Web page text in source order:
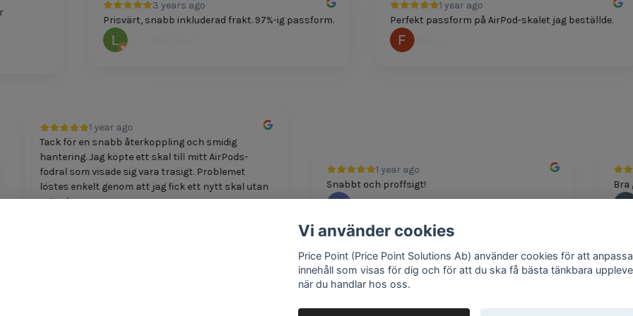
3 years ago
Prisvärt, snabb inkluderad frakt. 97%-ig passform.
Lars Skoglund
1 year ago
Perfekt passform på AirPod-skalet jag beställde.
Felicia
1 year ago
Snabbt och proffsigt!
1 year ago
Tack för en snabb återkoppling och smidig
hantering. Jag köpte ett skal till mitt AirPods-
fodral som visade sig vara trasigt. Problemet
löstes enkelt genom att jag fick ett nytt skal utan
extra ko...
Vi använder cookies
Price Point (Price Point Solutions Ab) använder cookies för att
innehåll som visas för dig och för att du ska få bästa tänkbara
när du handlar hos oss.